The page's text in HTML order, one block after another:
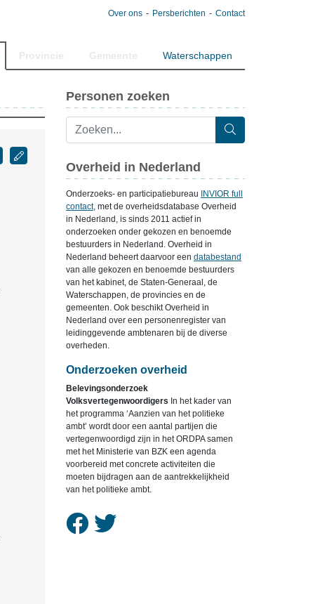
Over ons Persberichten Contact
Waterschappen
Personen zoeken
Overheid in Nederland
Onderzoeks- en participatiebureau
INVIOR full
contact, met de overheidsdatabase Overheid
in Nederland, is sinds 2011 actief in
onderzoeken onder gekozen en benoemde
bestuurders in Nederland. Overheid in
Nederland beheert daarvoor een databestand
van alle gekozen en benoemde bestuurders
van het kabinet, de Staten-Generaal, de
Waterschappen, de provincies en de
gemeenten. Ook beschikt Overheid in
Nederland over een personenregister van
leidinggevende ambtenaren bij de diverse
overheden.
Onderzoeken overheid
Belevingsonderzoek
Volksvertegenwoordigers In het kader van
het programma ‘Aanzien van het politieke
ambt’ wordt door een aantal partijen die
vertegenwoordigd zijn in het ORDPA samen
met het Ministerie van BZK een agenda
voorbereid met concrete activiteiten die
moeten bijdragen aan de aantrekkelijkheid
van het politieke ambt.